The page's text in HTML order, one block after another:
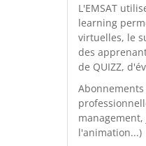
L'EMSAT
learning
virtuelles, le
des
de QUIZZ,
l'animation...)